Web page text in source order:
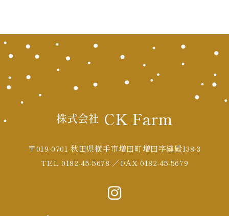
株式会社 CK Farm
〒019-0701 秋田県横手市増田町増田字縫殿138-3
TEL 0182-45-5678 ／FAX 0182-45-5679